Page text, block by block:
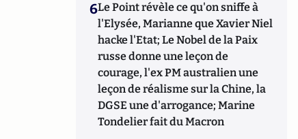
6Le Point révèle ce qu'on sniffe à
l'Elysée, Marianne que Xavier Niel
hacke l'Etat; Le Nobel de la Paix
russe donne une leçon de
courage, l'ex PM australien une
leçon de réalisme sur la Chine, la
DGSE une d'arrogance; Marine
Tondelier fait du Macron